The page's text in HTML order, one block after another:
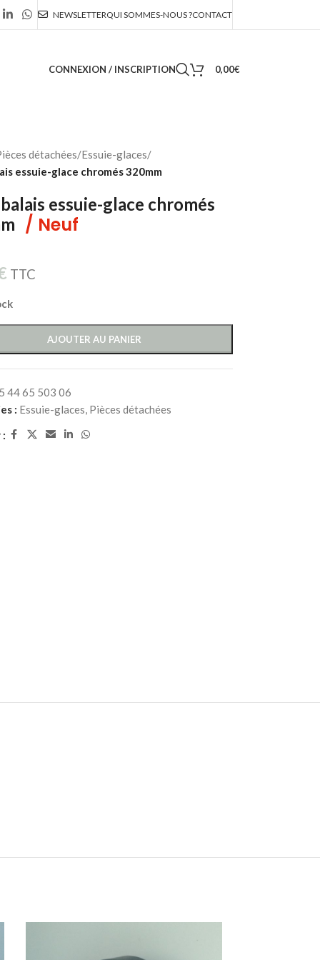
NEWSLETTERQUI SOMMES-NOUS ?CONTACT
CONNEXION / INSCRIPTION 0,00€
détachées/Essuie-glaces/
essuie-glace chromés 320mm
essuie-glace chromés
/ Neuf
TTC
AJOUTER AU PANIER
44 65 503 06
: Essuie-glaces, Pièces détachées